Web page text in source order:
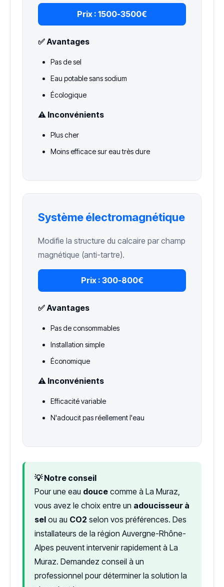
Prix : 1500-3500€
✅ Avantages
Pas de sel
Eau potable sans sodium
Écologique
⚠️ Inconvénients
Plus cher
Moins efficace sur eau très dure
Système électromagnétique
Modifie la structure du calcaire par champ
magnétique (anti-tartre).
Prix : 300-800€
✅ Avantages
Pas de consommables
Installation simple
Économique
⚠️ Inconvénients
Efficacité variable
N'adoucit pas réellement l'eau
💡 Notre conseil
Pour une eau douce comme à La Muraz,
vous avez le choix entre un adoucisseur à
sel ou au CO2 selon vos préférences. Des
installateurs de la région Auvergne-Rhône-
Alpes peuvent intervenir rapidement à La
Muraz. Demandez conseil à un
professionnel pour déterminer la solution la